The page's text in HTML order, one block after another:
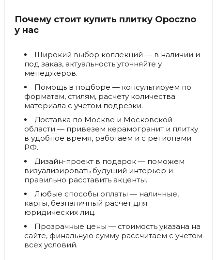
Почему стоит купить плитку Opoczno
у нас
Широкий выбор коллекций — в наличии и
под заказ, актуальность уточняйте у
менеджеров.
Помощь в подборе — консультируем по
форматам, стилям, расчету количества
материала с учетом подрезки.
Доставка по Москве и Московской
области — привезем керамогранит и плитку
в удобное время, работаем и с регионами
РФ.
Дизайн-проект в подарок — поможем
визуализировать будущий интерьер и
правильно расставить акценты.
Любые способы оплаты — наличные,
карты, безналичный расчет для
юридических лиц.
Прозрачные цены — стоимость указана на
сайте, финальную сумму рассчитаем с учетом
всех условий.